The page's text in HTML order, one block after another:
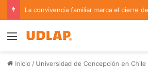
Menu
Inicio / Universidad de Concepción en Chile